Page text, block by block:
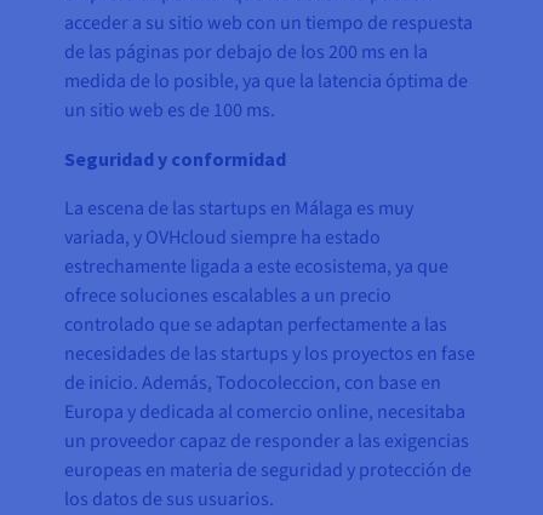
acceder a su sitio web con un tiempo de respuesta
de las páginas por debajo de los 200 ms en la
medida de lo posible, ya que la latencia óptima de
un sitio web es de 100 ms.
Seguridad y conformidad
La escena de las startups en Málaga es muy
variada, y OVHcloud siempre ha estado
estrechamente ligada a este ecosistema, ya que
ofrece soluciones escalables a un precio
controlado que se adaptan perfectamente a las
necesidades de las startups y los proyectos en fase
de inicio. Además, Todocoleccion, con base en
Europa y dedicada al comercio online, necesitaba
un proveedor capaz de responder a las exigencias
europeas en materia de seguridad y protección de
los datos de sus usuarios.